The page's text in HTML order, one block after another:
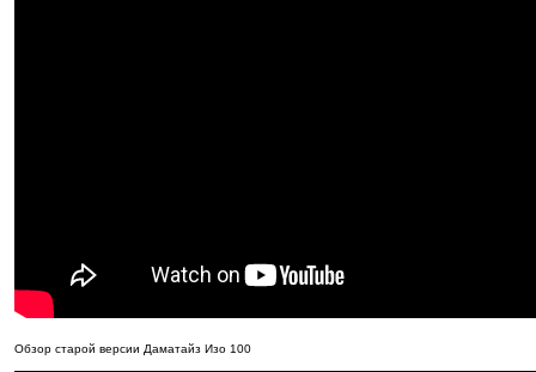
Обзор старой версии Даматайз Изо 100